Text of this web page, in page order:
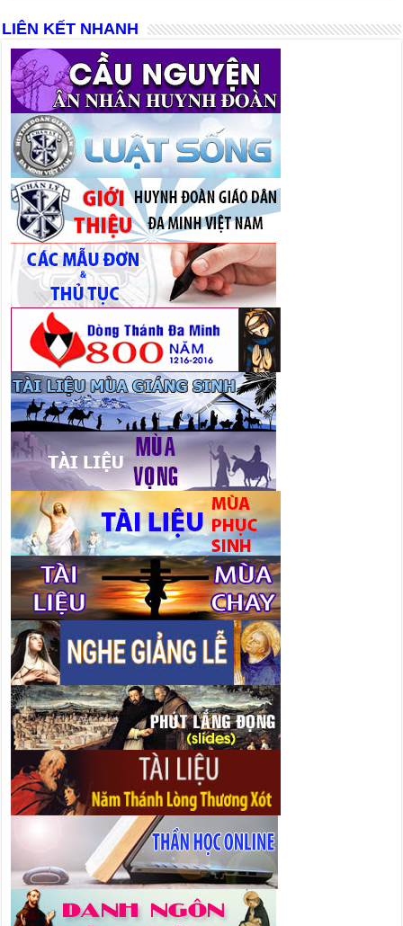
LIÊN KẾT NHANH